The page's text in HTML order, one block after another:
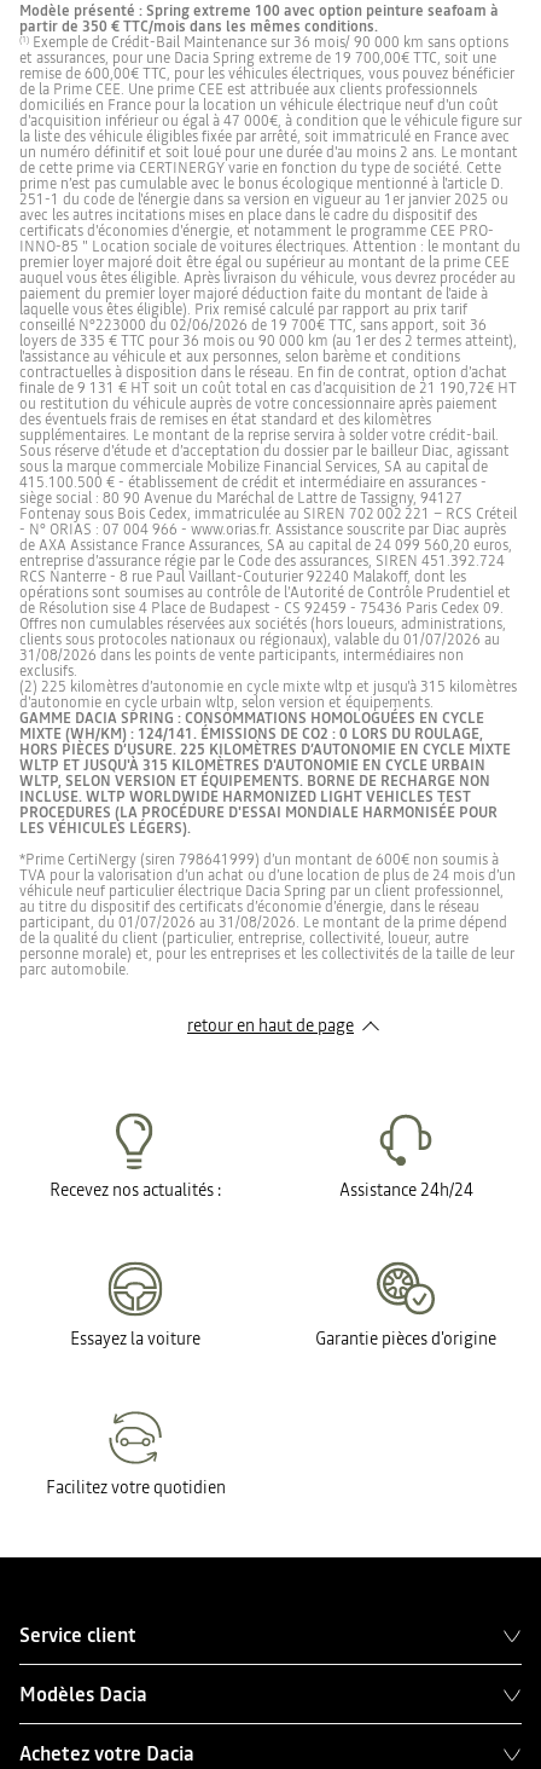
Modèle présenté : Spring extreme 100 avec option peinture seafoam à
partir de 350 € TTC/mois dans les mêmes conditions.
(1) Exemple de Crédit-Bail Maintenance sur 36 mois/ 90 000 km sans options
et assurances, pour une Dacia Spring extreme de 19 700,00€ TTC, soit une
remise de 600,00€ TTC, pour les véhicules électriques, vous pouvez bénéficier
de la Prime CEE. Une prime CEE est attribuée aux clients professionnels
domiciliés en France pour la location un véhicule électrique neuf d'un coût
d'acquisition inférieur ou égal à 47 000€, à condition que le véhicule figure sur
la liste des véhicule éligibles fixée par arrêté, soit immatriculé en France avec
un numéro définitif et soit loué pour une durée d'au moins 2 ans. Le montant
de cette prime via CERTINERGY varie en fonction du type de société. Cette
prime n’est pas cumulable avec le bonus écologique mentionné à l'article D.
251-1 du code de l'énergie dans sa version en vigueur au 1er janvier 2025 ou
avec les autres incitations mises en place dans le cadre du dispositif des
certificats d'économies d'énergie, et notamment le programme CEE PRO-
INNO-85 " Location sociale de voitures électriques. Attention : le montant du
premier loyer majoré doit être égal ou supérieur au montant de la prime CEE
auquel vous êtes éligible. Après livraison du véhicule, vous devrez procéder au
paiement du premier loyer majoré déduction faite du montant de l'aide à
laquelle vous êtes éligible). Prix remisé calculé par rapport au prix tarif
conseillé N°223000 du 02/06/2026 de 19 700€ TTC, sans apport, soit 36
loyers de 335 € TTC pour 36 mois ou 90 000 km (au 1er des 2 termes atteint),
l'assistance au véhicule et aux personnes, selon barème et conditions
contractuelles à disposition dans le réseau. En fin de contrat, option d’achat
finale de 9 131 € HT soit un coût total en cas d’acquisition de 21 190,72€ HT
ou restitution du véhicule auprès de votre concessionnaire après paiement
des éventuels frais de remises en état standard et des kilomètres
supplémentaires. Le montant de la reprise servira à solder votre crédit-bail.
Sous réserve d'étude et d’acceptation du dossier par le bailleur Diac, agissant
sous la marque commerciale Mobilize Financial Services, SA au capital de
415.100.500 € - établissement de crédit et intermédiaire en assurances -
siège social : 80 90 Avenue du Maréchal de Lattre de Tassigny, 94127
Fontenay sous Bois Cedex, immatriculée au SIREN 702 002 221 – RCS Créteil
- N° ORIAS : 07 004 966 - www.orias.fr. Assistance souscrite par Diac auprès
de AXA Assistance France Assurances, SA au capital de 24 099 560,20 euros,
entreprise d’assurance régie par le Code des assurances, SIREN 451.392.724
RCS Nanterre - 8 rue Paul Vaillant-Couturier 92240 Malakoff, dont les
opérations sont soumises au contrôle de l’Autorité de Contrôle Prudentiel et
de Résolution sise 4 Place de Budapest - CS 92459 - 75436 Paris Cedex 09.
Offres non cumulables réservées aux sociétés (hors loueurs, administrations,
clients sous protocoles nationaux ou régionaux), valable du 01/07/2026 au
31/08/2026 dans les points de vente participants, intermédiaires non
exclusifs.
(2) 225 kilomètres d’autonomie en cycle mixte wltp et jusqu'à 315 kilomètres
d'autonomie en cycle urbain wltp, selon version et équipements.
GAMME DACIA SPRING : CONSOMMATIONS HOMOLOGUÉES EN CYCLE
MIXTE (WH/KM) : 124/141. ÉMISSIONS DE CO2 : 0 LORS DU ROULAGE,
HORS PIÈCES D’USURE. 225 KILOMÈTRES D’AUTONOMIE EN CYCLE MIXTE
WLTP ET JUSQU'À 315 KILOMÈTRES D'AUTONOMIE EN CYCLE URBAIN
WLTP, SELON VERSION ET ÉQUIPEMENTS. BORNE DE RECHARGE NON
INCLUSE. WLTP WORLDWIDE HARMONIZED LIGHT VEHICLES TEST
PROCEDURES (LA PROCÉDURE D'ESSAI MONDIALE HARMONISÉE POUR
LES VÉHICULES LÉGERS).
*Prime CertiNergy (siren 798641999) d’un montant de 600€ non soumis à
TVA pour la valorisation d’un achat ou d’une location de plus de 24 mois d’un
véhicule neuf particulier électrique Dacia Spring par un client professionnel,
au titre du dispositif des certificats d’économie d’énergie, dans le réseau
participant, du 01/07/2026 au 31/08/2026. Le montant de la prime dépend
de la qualité du client (particulier, entreprise, collectivité, loueur, autre
personne morale) et, pour les entreprises et les collectivités de la taille de leur
parc automobile.​​
retour en haut de page​
Recevez nos actualités : Assistance 24h/24
Essayez la voiture Garantie pièces d'origine
Facilitez votre quotidien
Service client
Modèles Dacia
Achetez votre Dacia